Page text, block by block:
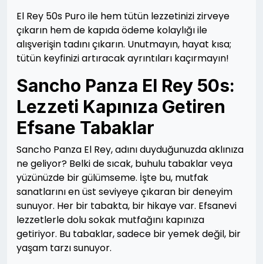
El Rey 50s Puro ile hem tütün lezzetinizi zirveye
çıkarın hem de kapıda ödeme kolaylığı ile
alışverişin tadını çıkarın. Unutmayın, hayat kısa;
tütün keyfinizi artıracak ayrıntıları kaçırmayın!
Sancho Panza El Rey 50s:
Lezzeti Kapınıza Getiren
Efsane Tabaklar
Sancho Panza El Rey, adını duyduğunuzda aklınıza
ne geliyor? Belki de sıcak, buhulu tabaklar veya
yüzünüzde bir gülümseme. İşte bu, mutfak
sanatlarını en üst seviyeye çıkaran bir deneyim
sunuyor. Her bir tabakta, bir hikaye var. Efsanevi
lezzetlerle dolu sokak mutfağını kapınıza
getiriyor. Bu tabaklar, sadece bir yemek değil, bir
yaşam tarzı sunuyor.